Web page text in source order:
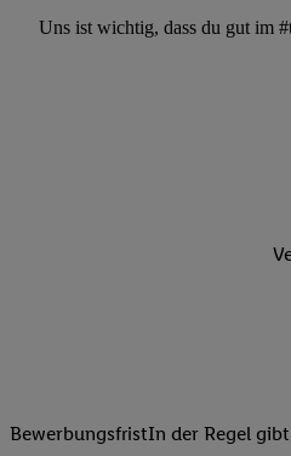
Uns ist wichtig, dass du gut im
BewerbungsfristIn der Regel